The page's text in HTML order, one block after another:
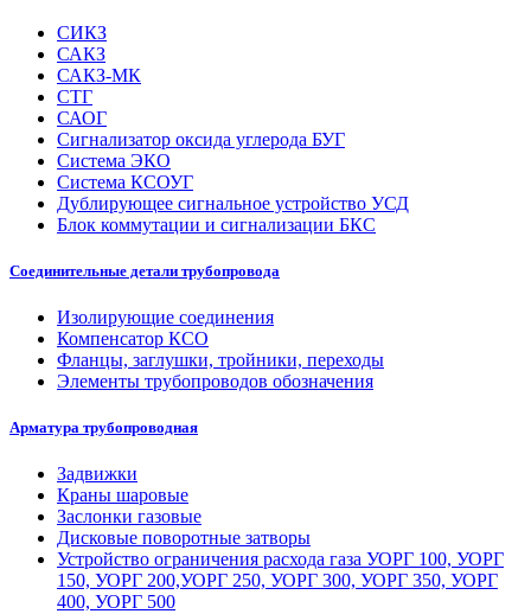
СИКЗ
САКЗ
САКЗ-МК
СТГ
САОГ
Сигнализатор оксида углерода БУГ
Система ЭКО
Система КСОУГ
Дублирующее сигнальное устройство УСД
Блок коммутации и сигнализации БКС
Соединительные детали трубопровода
Изолирующие соединения
Компенсатор КСО
Фланцы, заглушки, тройники, переходы
Элементы трубопроводов обозначения
Арматура трубопроводная
Задвижки
Краны шаровые
Заслонки газовые
Дисковые поворотные затворы
Устройство ограничения расхода газа УОРГ 100, УОРГ
150, УОРГ 200,УОРГ 250, УОРГ 300, УОРГ 350, УОРГ
400, УОРГ 500